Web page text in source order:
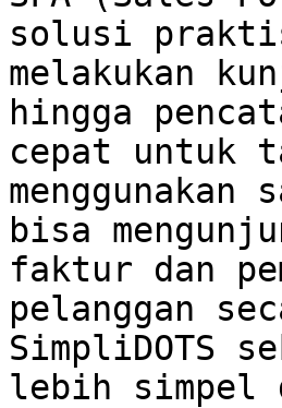
solusi praktis
melakukan
hingga
cepat untuk
bisa
faktur dan
pelanggan
SimpliDOTS
lebih simpel